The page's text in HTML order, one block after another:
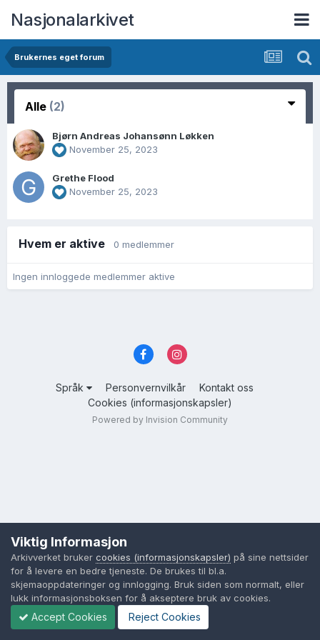
Nasjonalarkivet
Brukernes eget forum
Alle (2)
Bjørn Andreas Johansønn Løkken
November 25, 2023
Grethe Flood
November 25, 2023
Hvem er aktive 0 medlemmer
Ingen innloggede medlemmer aktive
Språk Personvernvilkår
Kontakt oss
Cookies (informasjonskapsler)
Powered by Invision Community
Viktig Informasjon
Arkivverket bruker cookies (informasjonskapsler) på sine nettsider
for å levere en bedre tjeneste. De brukes til bl.a.
skjemaoppdateringer og innlogging. Bruk siden som normalt, eller
lukk informasjonsboksen for å akseptere bruk av cookies.
Accept Cookies Reject Cookies